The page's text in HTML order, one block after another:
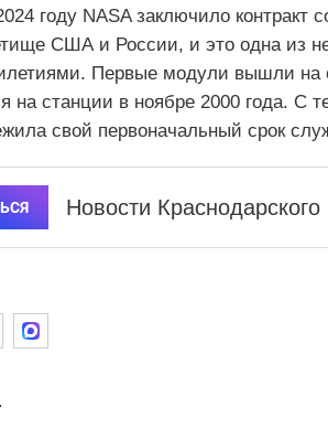
году NASA заключило контракт
США и России, и это одна из
Первые модули вышли на
на станции в ноябре 2000 года. С
свой первоначальный срок
Новости Краснодарского